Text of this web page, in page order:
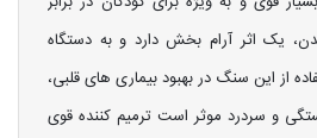
یک اثر آرام بخش دارد و به دستگاه
از این سنگ در بهبود بیماری های قلبی،
و سردرد موثر است ترمیم کننده قوی